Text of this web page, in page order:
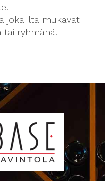
joka ilta mukavat
tai ryhmänä.